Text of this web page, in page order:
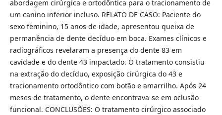
abordagem cirúrgica e ortodôntica para o tracionamento de
um canino inferior incluso. RELATO DE CASO: Paciente do
sexo feminino, 15 anos de idade, apresentou queixa de
permanência de dente decíduo em boca. Exames clínicos e
radiográficos revelaram a presença do dente 83 em
cavidade e do dente 43 impactado. O tratamento consistiu
na extração do decíduo, exposição cirúrgica do 43 e
tracionamento ortodôntico com botão e amarrilho. Após 24
meses de tratamento, o dente encontrava-se em oclusão
funcional. CONCLUSÕES: O tratamento cirúrgico associado